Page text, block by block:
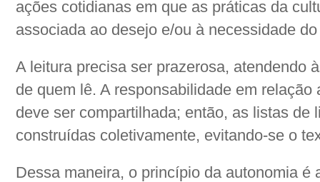
ações cotidianas em que as práticas da
associada ao desejo e/ou à necessidade
A leitura precisa ser prazerosa, atendendo
de quem lê. A responsabilidade em
deve ser compartilhada; então, as listas de
construídas coletivamente, evitando-se o
Dessa maneira, o princípio da autonomia é